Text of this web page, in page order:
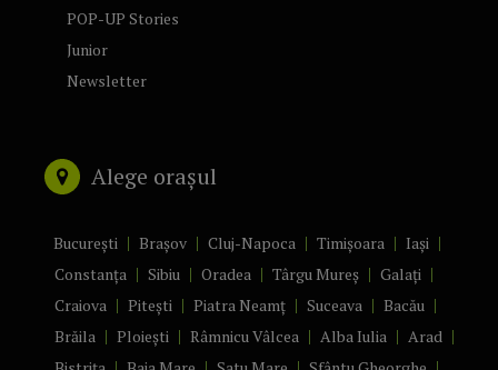
POP-UP Stories
Junior
Newsletter
Alege orașul
București Brașov Cluj-Napoca Timișoara
Iași
Constanța
Sibiu Oradea Târgu Mureș
Galați
Craiova
Pitești Piatra Neamț Suceava
Bacău
Brăila
Ploiești Râmnicu Vâlcea Alba Iulia
Arad